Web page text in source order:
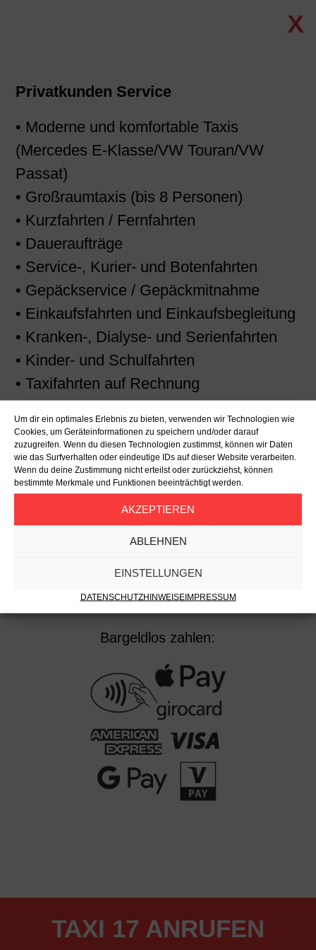
Um dir ein optimales Erlebnis zu bieten, verwenden wir Technologien wie
Cookies, um Geräteinformationen zu speichern und/oder darauf
zuzugreifen. Wenn du diesen Technologien zustimmst, können wir Daten
wie das Surfverhalten oder eindeutige IDs auf dieser Website verarbeiten.
Wenn du deine Zustimmung nicht erteilst oder zurückziehst, können
bestimmte Merkmale und Funktionen beeinträchtigt werden.
AKZEPTIEREN
ABLEHNEN
EINSTELLUNGEN
DATENSCHUTZHINWEISEIMPRESSUM
X
Privatkunden Service
• Moderne und komfortable Taxis
(Mercedes E-Klasse/VW Touran/VW
Passat)
• Großraumtaxis (bis 8 Personen)
• Kurzfahrten / Fernfahrten
• Daueraufträge
• Service-, Kurier- und Botenfahrten
• Gepäckservice / Gepäckmitnahme
• Einkaufsfahrten und Einkaufsbegleitung
• Kranken-, Dialyse- und Serienfahrten
• Kinder- und Schulfahrten
• Taxifahrten auf Rechnung
• Vorbestellungen
• Rollator und Rollstuhlmitnahme
(Rollstuhl klappbar)
• Abholung an Flughäfen und Kölner Hbf.
• Bargeldlose Zahlung
• Mitnahme von Haustieren
• Geschultes, hilfsbereites, meist
mehrsprachiges Personal
Bargeldlos zahlen:
TAXI 17 ANRUFEN